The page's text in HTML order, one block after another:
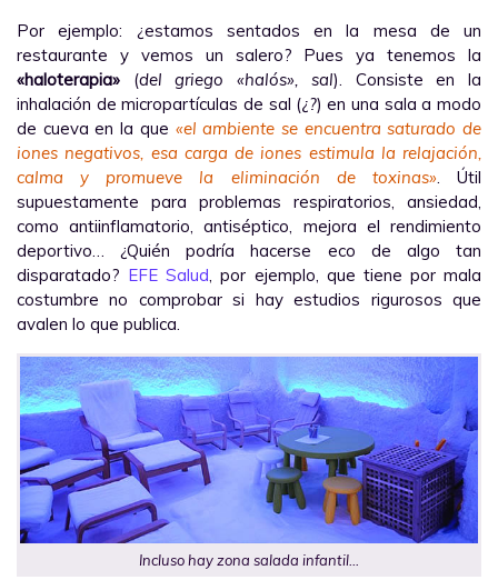
Por ejemplo: ¿estamos sentados en la mesa de un
restaurante y vemos un salero? Pues ya tenemos la
«haloterapia» (del griego «halós», sal). Consiste en la
inhalación de micropartículas de sal (¿?) en una sala a modo
de cueva en la que «el ambiente se encuentra saturado de
iones negativos, esa carga de iones estimula la relajación,
calma y promueve la eliminación de toxinas». Útil
supuestamente para problemas respiratorios, ansiedad,
como antiinflamatorio, antiséptico, mejora el rendimiento
deportivo… ¿Quién podría hacerse eco de algo tan
disparatado? EFE Salud, por ejemplo, que tiene por mala
costumbre no comprobar si hay estudios rigurosos que
avalen lo que publica.
Incluso hay zona salada infantil…